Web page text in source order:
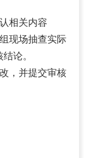
相关内容
现场抽查实际
论。
，并提交审核